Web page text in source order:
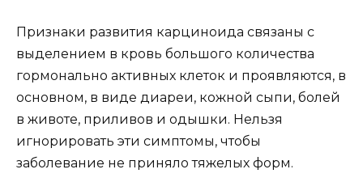
Признаки развития карциноида связаны с
выделением в кровь большого количества
гормонально активных клеток и проявляются, в
основном, в виде диареи, кожной сыпи, болей
в животе, приливов и одышки. Нельзя
игнорировать эти симптомы, чтобы
заболевание не приняло тяжелых форм.